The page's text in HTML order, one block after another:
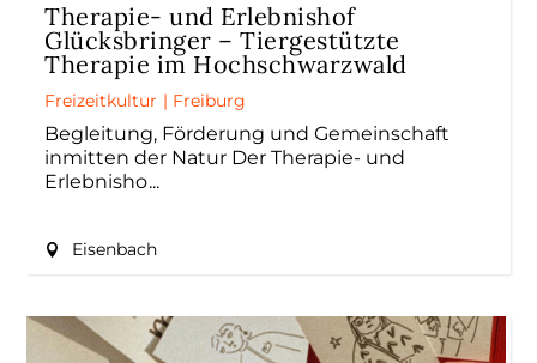
Therapie- und Erlebnishof
Glücksbringer – Tiergestützte
Therapie im Hochschwarzwald
Freizeitkultur | Freiburg
Begleitung, Förderung und Gemeinschaft
inmitten der Natur Der Therapie- und
Erlebnisho
Eisenbach